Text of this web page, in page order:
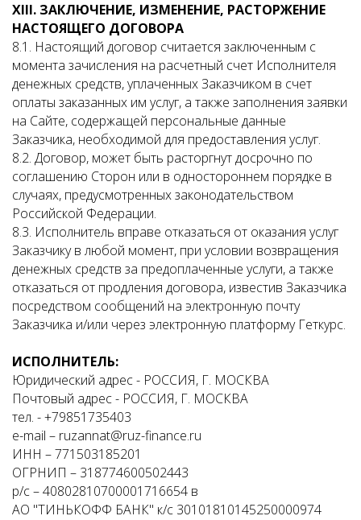
XIII. ЗАКЛЮЧЕНИЕ, ИЗМЕНЕНИЕ, РАСТОРЖЕНИЕ
НАСТОЯЩЕГО ДОГОВОРА
8.1. Настоящий договор считается заключенным с
момента зачисления на расчетный счет Исполнителя
денежных средств, уплаченных Заказчиком в счет
оплаты заказанных им услуг, а также заполнения заявки
на Сайте, содержащей персональные данные
Заказчика, необходимой для предоставления услуг.
8.2. Договор, может быть расторгнут досрочно по
соглашению Сторон или в одностороннем порядке в
случаях, предусмотренных законодательством
Российской Федерации.
8.3. Исполнитель вправе отказаться от оказания услуг
Заказчику в любой момент, при условии возвращения
денежных средств за предоплаченные услуги, а также
отказаться от продления договора, известив Заказчика
посредством сообщений на электронную почту
Заказчика и/или через электронную платформу Геткурс.
ИСПОЛНИТЕЛЬ:
Юридический адрес - РОССИЯ, Г. МОСКВА
Почтовый адрес - РОССИЯ, Г. МОСКВА
тел. - +79851735403
e-mail – ruzannat@ruz-finance.ru
ИНН – 771503185201
ОГРНИП – 318774600502443
р/с – 40802810700001716654 в
АО "ТИНЬКОФФ БАНК" к/с 30101810145250000974